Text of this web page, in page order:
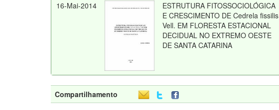
16-Mai-2014
ESTRUTURA FITOSSOCIOLÓGICA
E CRESCIMENTO DE Cedrela fissilis
Vell. EM FLORESTA ESTACIONAL
DECIDUAL NO EXTREMO OESTE
DE SANTA CATARINA
Compartilhamento